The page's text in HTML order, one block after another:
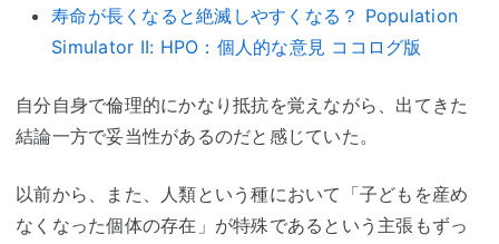
寿命が長くなると絶滅しやすくなる？ Population
Simulator II: HPO：個人的な意見 ココログ版
自分自身で倫理的にかなり抵抗を覚えながら、出てきた
結論一方で妥当性があるのだと感じていた。
以前から、また、人類という種において「子どもを産め
なくなった個体の存在」が特殊であるという主張もずっ